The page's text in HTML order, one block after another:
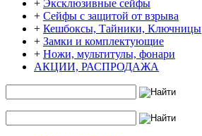
+ Эксклюзивные сейфы
+ Сейфы с защитой от взрыва
+ Кешбоксы, Тайники, Ключницы
+ Замки и комплектующие
+ Ножи, мультитулы, фонари
АКЦИИ, РАСПРОДАЖА